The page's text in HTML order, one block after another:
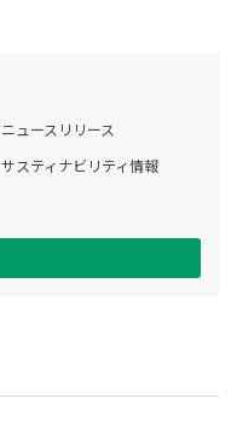
ニュースリリース
サスティナビリティ情報